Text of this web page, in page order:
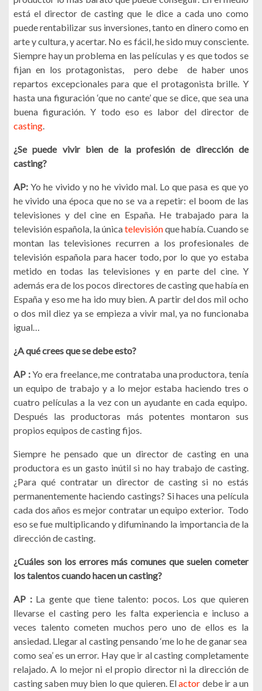
está el director de casting que le dice a cada uno como
puede rentabilizar sus inversiones, tanto en dinero como en
arte y cultura, y acertar. No es fácil, he sido muy consciente.
Siempre hay un problema en las películas y es que todos se
fijan en los protagonistas, pero debe de haber unos
repartos excepcionales para que el protagonista brille. Y
hasta una figuración ‘que no cante’ que se dice, que sea una
buena figuración. Y todo eso es labor del director de
casting.
¿Se puede vivir bien de la profesión de dirección de
casting?
AP: Yo he vivido y no he vivido mal. Lo que pasa es que yo
he vivido una época que no se va a repetir: el boom de las
televisiones y del cine en España. He trabajado para la
televisión española, la únicatelevisiónque había. Cuando se
montan las televisiones recurren a los profesionales de
televisión española para hacer todo, por lo que yo estaba
metido en todas las televisiones y en parte del cine. Y
además era de los pocos directores de casting que había en
España y eso me ha ido muy bien. A partir del dos mil ocho
o dos mil diez ya se empieza a vivir mal, ya no funcionaba
igual…
¿A qué crees que se debe esto?
AP :Yo era freelance, me contrataba una productora, tenía
un equipo de trabajo y a lo mejor estaba haciendo tres o
cuatro películas a la vez con un ayudante en cada equipo.
Después las productoras más potentes montaron sus
propios equipos de casting fijos.
Siempre he pensado que un director de casting en una
productora es un gasto inútil si no hay trabajo de casting.
¿Para qué contratar un director de casting si no estás
permanentemente haciendo castings? Si haces una película
cada dos años es mejor contratar un equipo exterior. Todo
eso se fue multiplicando y difuminando la importancia de la
dirección de casting.
¿Cuáles son los errores más comunes que suelen cometer
los talentos cuando hacen un casting?
AP :La gente que tiene talento: pocos. Los que quieren
llevarse el casting pero les falta experiencia e incluso a
veces talento cometen muchos pero uno de ellos es la
ansiedad. Llegar al casting pensando ‘me lo he de ganar sea
como sea’ es un error. Hay que ir al casting completamente
relajado. A lo mejor ni el propio director ni la dirección de
casting saben muy bien lo que quieren. Elactor debe ir a un